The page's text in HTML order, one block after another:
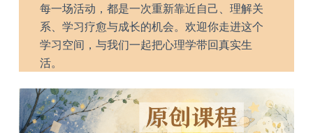
每一场活动，都是一次重新靠近自己、理解关
系、学习疗愈与成长的机会。欢迎你走进这个
学习空间，与我们一起把心理学带回真实生
活。